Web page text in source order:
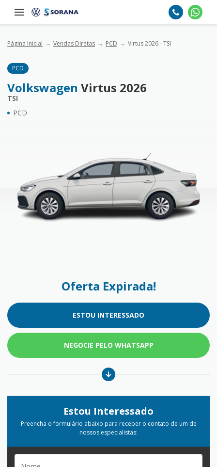
Página Inicial Vendas Diretas PCD Virtus 2026 - TSI
PCD
Volkswagen Virtus 2026
TSI
PCD
Oferta Expirada!
ESTOU INTERESSADO
NEGOCIE PELO WHATSAPP
Estou Interessado
Preencha o formulário abaixo para receber o contato de um de
nossos especialistas: